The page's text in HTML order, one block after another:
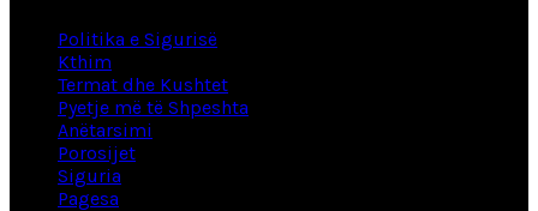
Politika e Sigurisë
Kthim
Termat dhe Kushtet
Pyetje më të Shpeshta
Anëtarsimi
Porosijet
Siguria
Pagesa